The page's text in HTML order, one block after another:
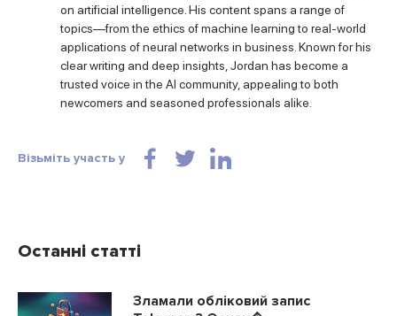
on artificial intelligence. His content spans a range of
topics—from the ethics of machine learning to real-world
applications of neural networks in business. Known for his
clear writing and deep insights, Jordan has become a
trusted voice in the AI community, appealing to both
newcomers and seasoned professionals alike.
Візьміть участь у
Останні статті
Зламали обліковий запис